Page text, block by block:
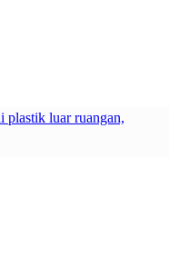
plastik luar ruangan,